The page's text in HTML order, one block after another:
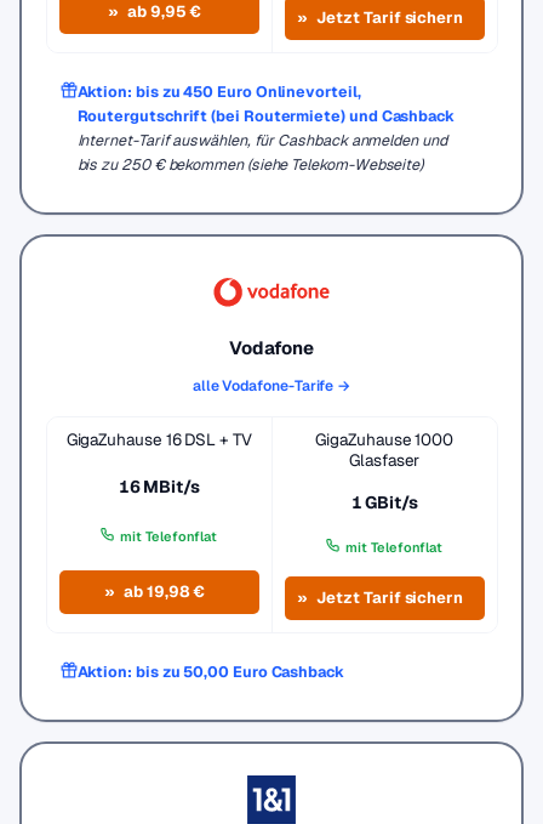
ab 9,95 € Jetzt Tarif sichern
Aktion: bis zu 450 Euro Onlinevorteil,
Routergutschrift (bei Routermiete) und Cashback
Internet-Tarif auswählen, für Cashback anmelden und
bis zu 250 € bekommen (siehe Telekom-Webseite)
Vodafone
alle Vodafone-Tarife →
GigaZuhause 16 DSL + TV
16 MBit/s
mit Telefonflat
ab 19,98 €
GigaZuhause 1000
Glasfaser
1 GBit/s
mit Telefonflat
Jetzt Tarif sichern
Aktion: bis zu 50,00 Euro Cashback